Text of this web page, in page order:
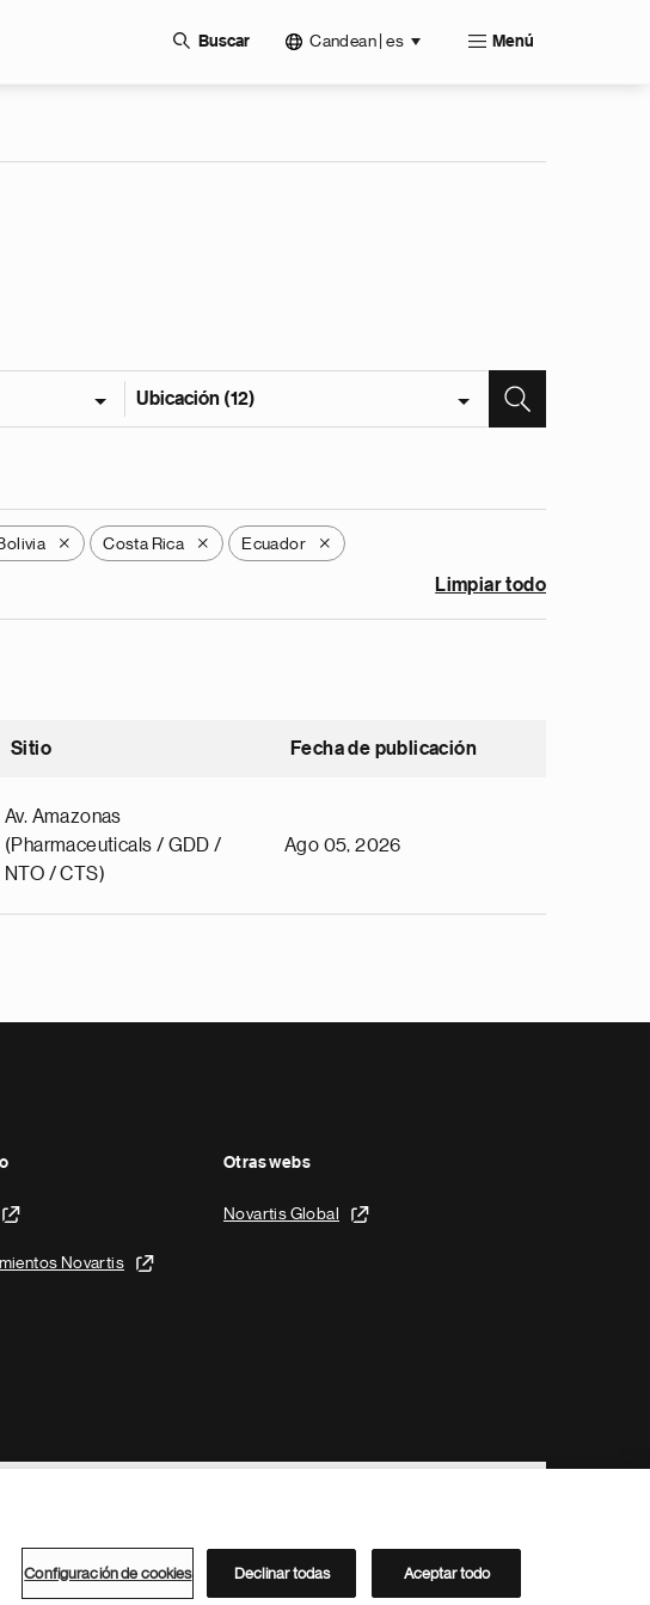
Buscar Candean | es Menú
Ubicación (12)
X Costa Rica X Ecuador X
Limpiar todo
Sitio Fecha de publicación
Av. Amazonas
(Pharmaceuticals / GDD /
NTO / CTS)
Ago 05, 2026
Novartis
Otras webs
Novartis Global
Directorio de Novartis
Configuración de cookies Declinar todas Aceptar todo